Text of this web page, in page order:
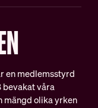
en medlemsstyrd
bevakat våra
mängd olika yrken